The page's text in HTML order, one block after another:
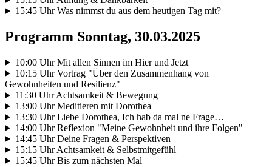
15:45 Uhr Was nimmst du aus dem heutigen Tag mit?
Programm Sonntag, 30.03.2025
10:00 Uhr Mit allen Sinnen im Hier und Jetzt
10:15 Uhr Vortrag "Über den Zusammenhang von
Gewohnheiten und Resilienz"
11:30 Uhr Achtsamkeit & Bewegung
13:00 Uhr Meditieren mit Dorothea
13:30 Uhr Liebe Dorothea, Ich hab da mal ne Frage…
14:00 Uhr Reflexion "Meine Gewohnheit und ihre Folgen"
14:45 Uhr Deine Fragen & Perspektiven
15:15 Uhr Achtsamkeit & Selbstmitgefühl
15:45 Uhr Bis zum nächsten Mal